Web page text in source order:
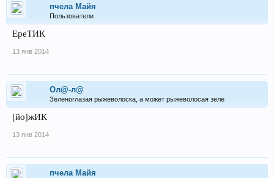
пчела Майя
Пользователи
ЕреТИК
13 янв 2014
Ол@-л@
Зеленоглазая рыжеволоска, а может рыжеволосая зеле
[йо]жИК
13 янв 2014
пчела Майя